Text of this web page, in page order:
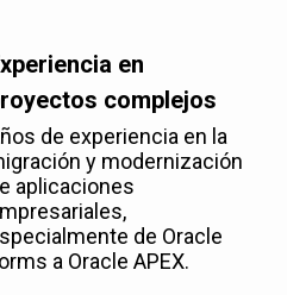
en
complejos
de experiencia en la
y modernización
aplicaciones
de Oracle
a Oracle APEX.